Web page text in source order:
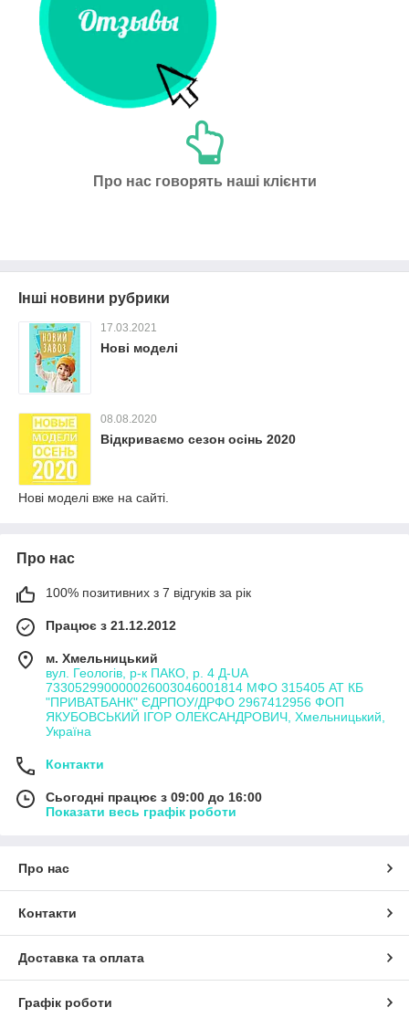
Про нас говорять наші клієнти
Інші новини рубрики
17.03.2021
Нові моделі
08.08.2020
Відкриваємо сезон осінь 2020
Нові моделі вже на сайті.
Про нас
100% позитивних з 7 відгуків за рік
Працює з 21.12.2012
м. Хмельницький
вул. Геологів, р-к ПАКО, р. 4 Д-UA
733052990000026003046001814 МФО 315405 АТ КБ
"ПРИВАТБАНК" ЄДРПОУ/ДРФО 2967412956 ФОП
ЯКУБОВСЬКИЙ ІГОР ОЛЕКСАНДРОВИЧ, Хмельницький,
Україна
Контакти
Сьогодні працює з 09:00 до 16:00
Показати весь графік роботи
Про нас
Контакти
Доставка та оплата
Графік роботи